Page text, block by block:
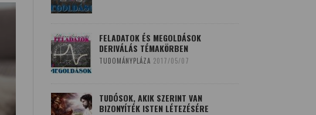
FELADATOK ÉS MEGOLDÁSOK
DERIVÁLÁS TÉMAKÖRBEN
TUDOMÁNYPLÁZA 2017/05/07
TUDÓSOK, AKIK SZERINT VAN
BIZONYÍTÉK ISTEN LÉTEZÉSÉRE